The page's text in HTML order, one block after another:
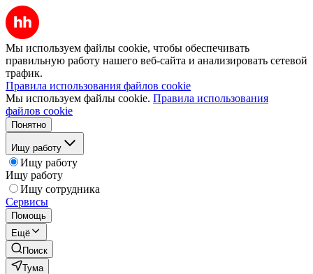
Мы используем файлы cookie, чтобы обеспечивать
правильную работу нашего веб-сайта и анализировать сетевой
трафик.
Правила использования файлов cookie
Мы используем файлы cookie. Правила использования
файлов cookie
Понятно
Ищу работу
Ищу работу
Ищу работу
Ищу сотрудника
Сервисы
Помощь
Ещё
Поиск
Тума